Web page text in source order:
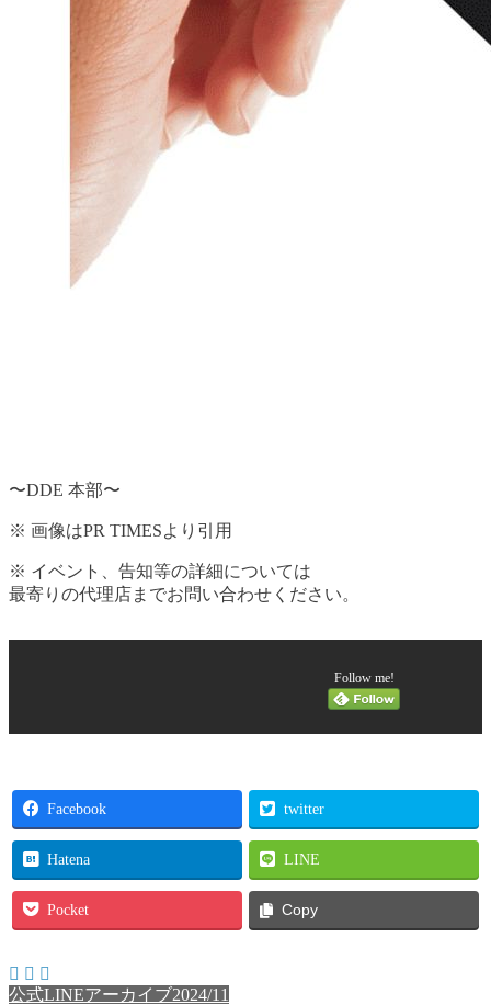
〜DDE 本部〜
※ 画像はPR TIMESより引用
※ イベント、告知等の詳細については
最寄りの代理店までお問い合わせください。
Follow me!
Facebook twitter
Hatena LINE
Pocket Copy
公式LINEアーカイブ2024/11